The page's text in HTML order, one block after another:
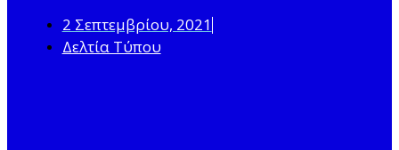
2 Σεπτεμβρίου, 2021
Δελτία Τύπου